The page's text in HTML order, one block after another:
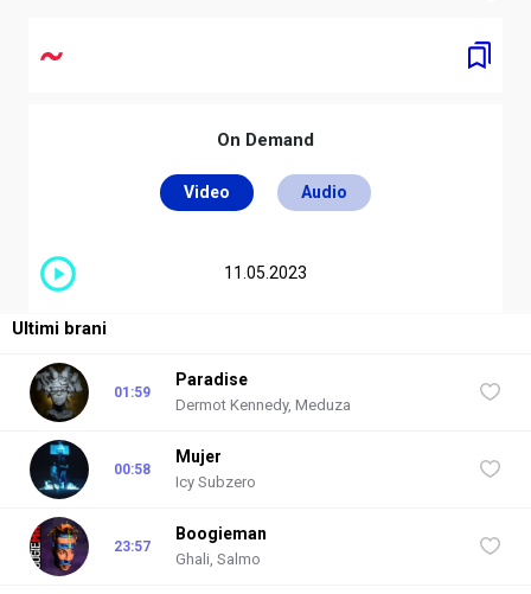
On Demand
Video Audio
11.05.2023
RDS Next
Irama
Ultimi brani
01:59
Paradise
Dermot Kennedy, Meduza
00:58
Mujer
Icy Subzero
23:57
Boogieman
Ghali, Salmo